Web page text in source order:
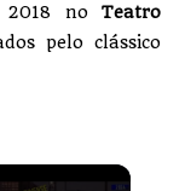
2018 no Teatro
pelo clássico